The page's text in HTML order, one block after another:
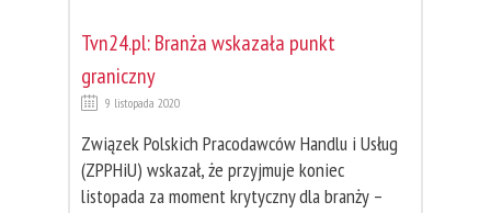
Tvn24.pl: Branża wskazała punkt
graniczny
9 listopada 2020
Związek Polskich Pracodawców Handlu i Usług
(ZPPHiU) wskazał, że przyjmuje koniec
listopada za moment krytyczny dla branży –